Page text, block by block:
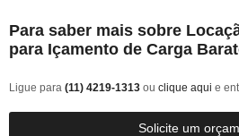
Para saber mais sobre
para Içamento de Carga
Ligue para (11) 4219-1313 ou clique aqui e
Solicite um